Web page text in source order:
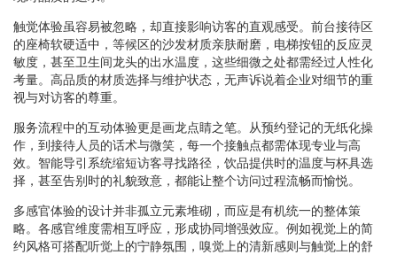
触觉体验虽容易被忽略，却直接影响访客的直观感受。前台接待区
的座椅软硬适中，等候区的沙发材质亲肤耐磨，电梯按钮的反应灵
敏度，甚至卫生间龙头的出水温度，这些细微之处都需经过人性化
考量。高品质的材质选择与维护状态，无声诉说着企业对细节的重
视与对访客的尊重。
服务流程中的互动体验更是画龙点睛之笔。从预约登记的无纸化操
作，到接待人员的话术与微笑，每一个接触点都需体现专业与高
效。智能导引系统缩短访客寻找路径，饮品提供时的温度与杯具选
择，甚至告别时的礼貌致意，都能让整个访问过程流畅而愉悦。
多感官体验的设计并非孤立元素堆砌，而应是有机统一的整体策
略。各感官维度需相互呼应，形成协同增强效应。例如视觉上的简
约风格可搭配听觉上的宁静氛围，嗅觉上的清新感则与触觉上的舒